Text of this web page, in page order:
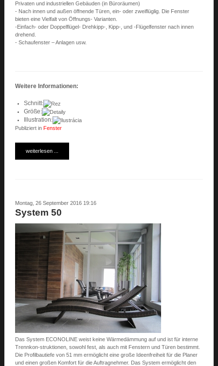
Privaten und industriellen Gebäuden (in Büroräumen)
- Nach innen und außen öffnende Türen, ein- oder zweiflüglig. Die Fenster
bieten eine Vielfalt von Öffnungs- Varianten.
-Einfach- oder Doppelflügel- Drehkipp-, Kipp-, und -Flügelfenster nach innen
drehend.
- Schaufenster – Anlagen usw.
Weitere Informationen:
Schnitt:
Größe:
Illustration:
Publiziert in Fenster
weiterlesen ...
Montag, 26 September 2016 19:16
System 50
Das System ECONOLINE weist keine Wärmedämmung auf und ist für interne
Trennkon-struktionen, sowohl fest, als auch mit Fenstern und Türen bestimmt.
Die Profilbautiefe von 51 mm ermöglicht eine große Ideenfreiheit für die Planer
und einen großen Komfort für die Auftragnehmer. Das System ermöglicht den